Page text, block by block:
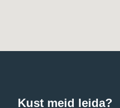
Kust meid leida?